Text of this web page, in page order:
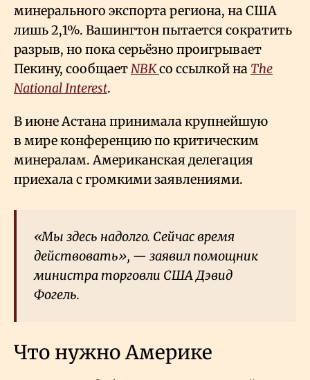
минерального экспорта региона, на США
лишь 2,1%. Вашингтон пытается сократить
разрыв, но пока серьёзно проигрывает
Пекину, сообщаетNBKсо ссылкой на The
National Interest.
В июне Астана принимала крупнейшую
в мире конференцию по критическим
минералам. Американская делегация
приехала с громкими заявлениями.
«Мы здесь надолго. Сейчас время
действовать», — заявил помощник
министра торговли США Дэвид
Фогель.
Что нужно Америке